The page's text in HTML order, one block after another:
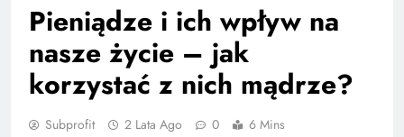
Pieniądze i ich wpływ na
nasze życie – jak
korzystać z nich mądrze?
Subprofit 2 Lata Ago 0 6 Mins